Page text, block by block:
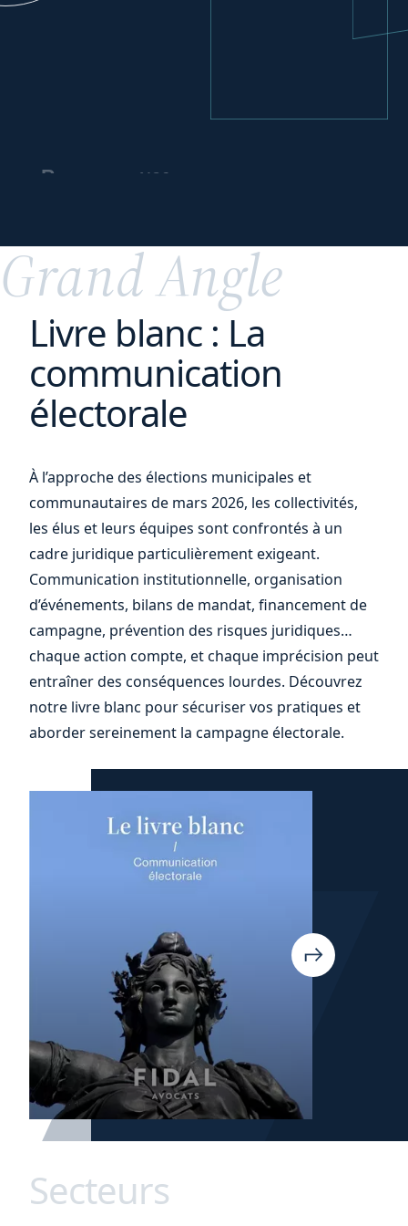
Repenser vos
vos
Grand Angle
Livre blanc : La
communication
électorale
À l’approche des élections municipales et
communautaires de mars 2026, les collectivités,
les élus et leurs équipes sont confrontés à un
cadre juridique particulièrement exigeant.
Communication institutionnelle, organisation
d’événements, bilans de mandat, financement de
campagne, prévention des risques juridiques…
chaque action compte, et chaque imprécision peut
entraîner des conséquences lourdes. Découvrez
notre livre blanc pour sécuriser vos pratiques et
aborder sereinement la campagne électorale.
Secteurs